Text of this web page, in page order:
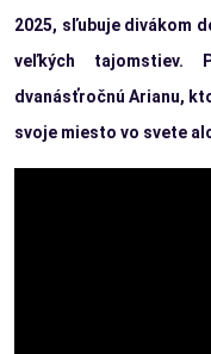
2025, sľubuje divákom
veľkých tajomstiev.
dvanásťročnú Arianu,
svoje miesto vo svete